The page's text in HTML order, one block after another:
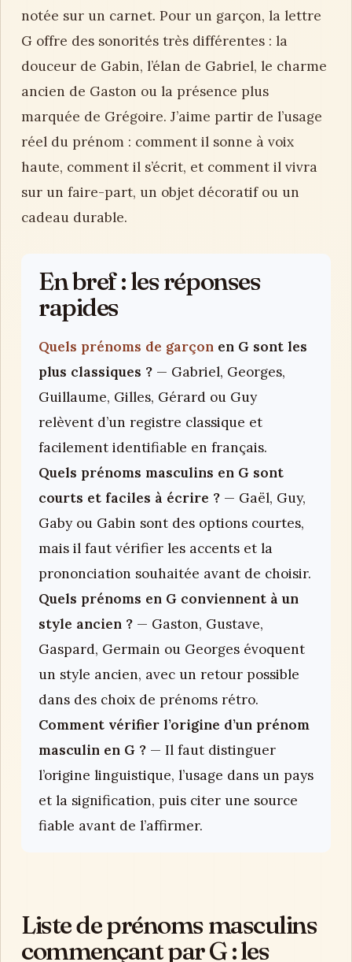
notée sur un carnet. Pour un garçon, la lettre
G offre des sonorités très différentes : la
douceur de Gabin, l’élan de Gabriel, le charme
ancien de Gaston ou la présence plus
marquée de Grégoire. J’aime partir de l’usage
réel du prénom : comment il sonne à voix
haute, comment il s’écrit, et comment il vivra
sur un faire-part, un objet décoratif ou un
cadeau durable.
En bref : les réponses
rapides
Quels prénoms de garçon en G sont les
plus classiques ? — Gabriel, Georges,
Guillaume, Gilles, Gérard ou Guy
relèvent d’un registre classique et
facilement identifiable en français.
Quels prénoms masculins en G sont
courts et faciles à écrire ? — Gaël, Guy,
Gaby ou Gabin sont des options courtes,
mais il faut vérifier les accents et la
prononciation souhaitée avant de choisir.
Quels prénoms en G conviennent à un
style ancien ? — Gaston, Gustave,
Gaspard, Germain ou Georges évoquent
un style ancien, avec un retour possible
dans des choix de prénoms rétro.
Comment vérifier l’origine d’un prénom
masculin en G ? — Il faut distinguer
l’origine linguistique, l’usage dans un pays
et la signification, puis citer une source
fiable avant de l’affirmer.
Liste de prénoms masculins
commençant par G : les